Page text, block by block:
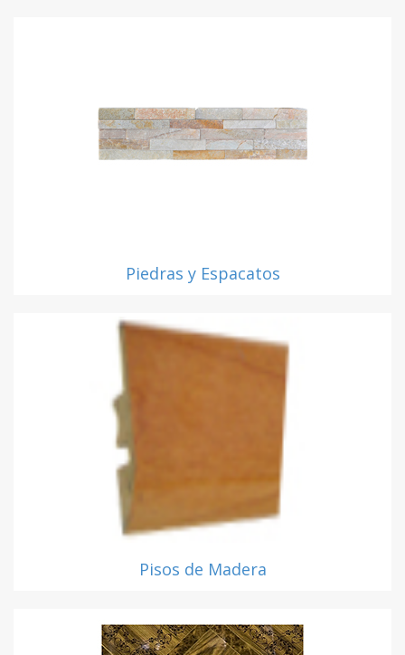
Piedras y Espacatos
Pisos de Madera